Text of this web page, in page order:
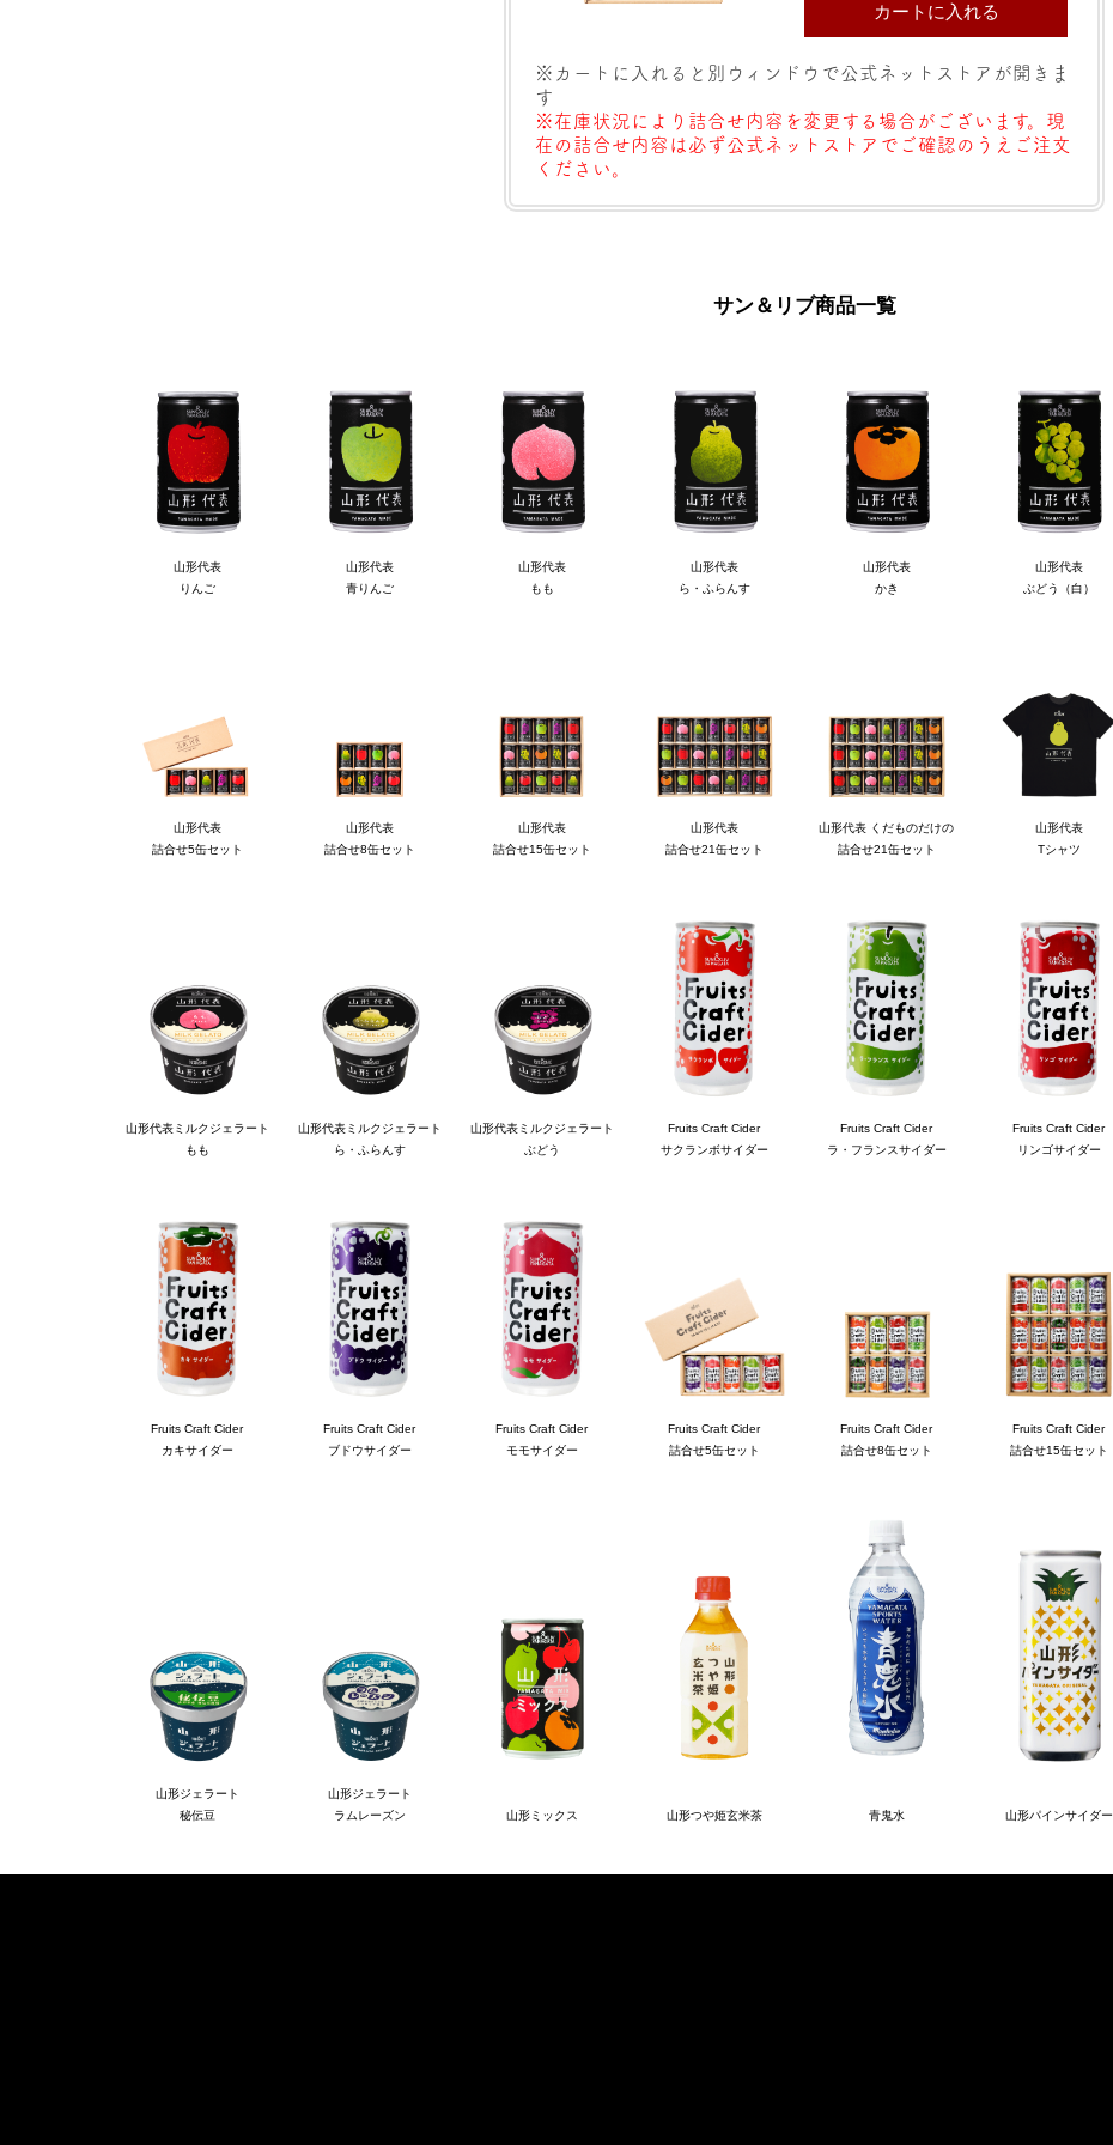
※カートに入れると別ウィンドウで公式ネットストアが開きま
す
※在庫状況により詰合せ内容を変更する場合がございます。現
在の詰合せ内容は必ず公式ネットストアでご確認のうえご注文
ください。
サン＆リブ商品一覧
山形代表
りんご
山形代表
青りんご
山形代表
もも
山形代表
ら・ふらんす
山形代表
かき
山形代表
ぶどう（白）
山形代表
詰合せ5缶セット
山形代表
詰合せ8缶セット
山形代表
詰合せ15缶セット
山形代表
詰合せ21缶セット
山形代表 くだものだけの
詰合せ21缶セット
山形代表
Tシャツ
山形代表ミルクジェラート
もも
山形代表ミルクジェラート
ら・ふらんす
山形代表ミルクジェラート
ぶどう
Fruits Craft Cider
サクランボサイダー
Fruits Craft Cider
ラ・フランスサイダー
Fruits Craft Cider
リンゴサイダー
Fruits Craft Cider
カキサイダー
Fruits Craft Cider
ブドウサイダー
Fruits Craft Cider
モモサイダー
Fruits Craft Cider
詰合せ5缶セット
Fruits Craft Cider
詰合せ8缶セット
Fruits Craft Cider
詰合せ15缶セット
山形ジェラート
秘伝豆
山形ジェラート
ラムレーズン
山形ミックス 山形つや姫玄米茶 青鬼水 山形パインサイダー